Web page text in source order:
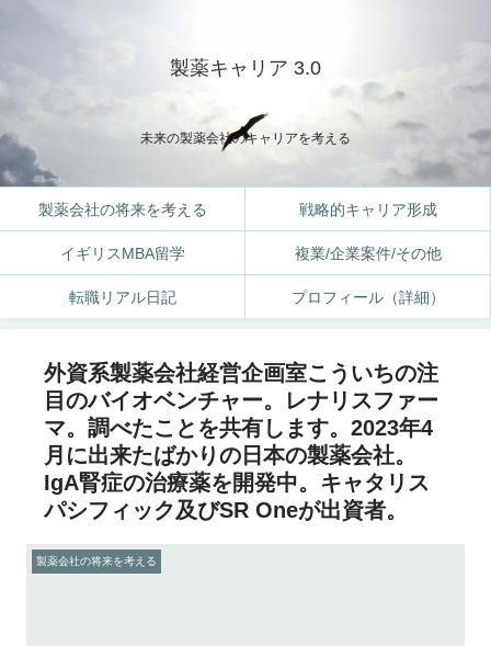
製薬キャリア 3.0
未来の製薬会社のキャリアを考える
製薬会社の将来を考える 戦略的キャリア形成
イギリスMBA留学 複業/企業案件/その他
転職リアル日記 プロフィール（詳細）
外資系製薬会社経営企画室こういちの注
目のバイオベンチャー。レナリスファー
マ。調べたことを共有します。2023年4
月に出来たばかりの日本の製薬会社。
IgA腎症の治療薬を開発中。キャタリス
パシフィック及びSR Oneが出資者。
製薬会社の将来を考える